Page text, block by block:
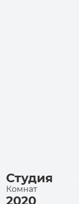
Студия
Комнат
2020